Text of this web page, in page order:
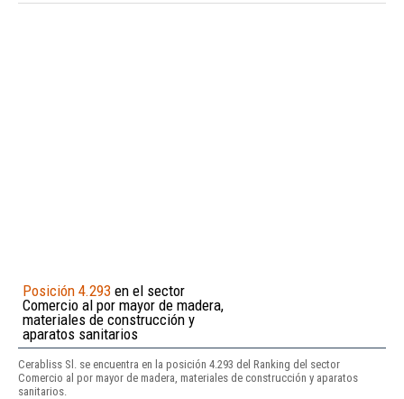
Posición 4.293 en el sector
Comercio al por mayor de madera,
materiales de construcción y
aparatos sanitarios
Cerabliss Sl. se encuentra en la posición 4.293 del Ranking del sector
Comercio al por mayor de madera, materiales de construcción y aparatos
sanitarios.